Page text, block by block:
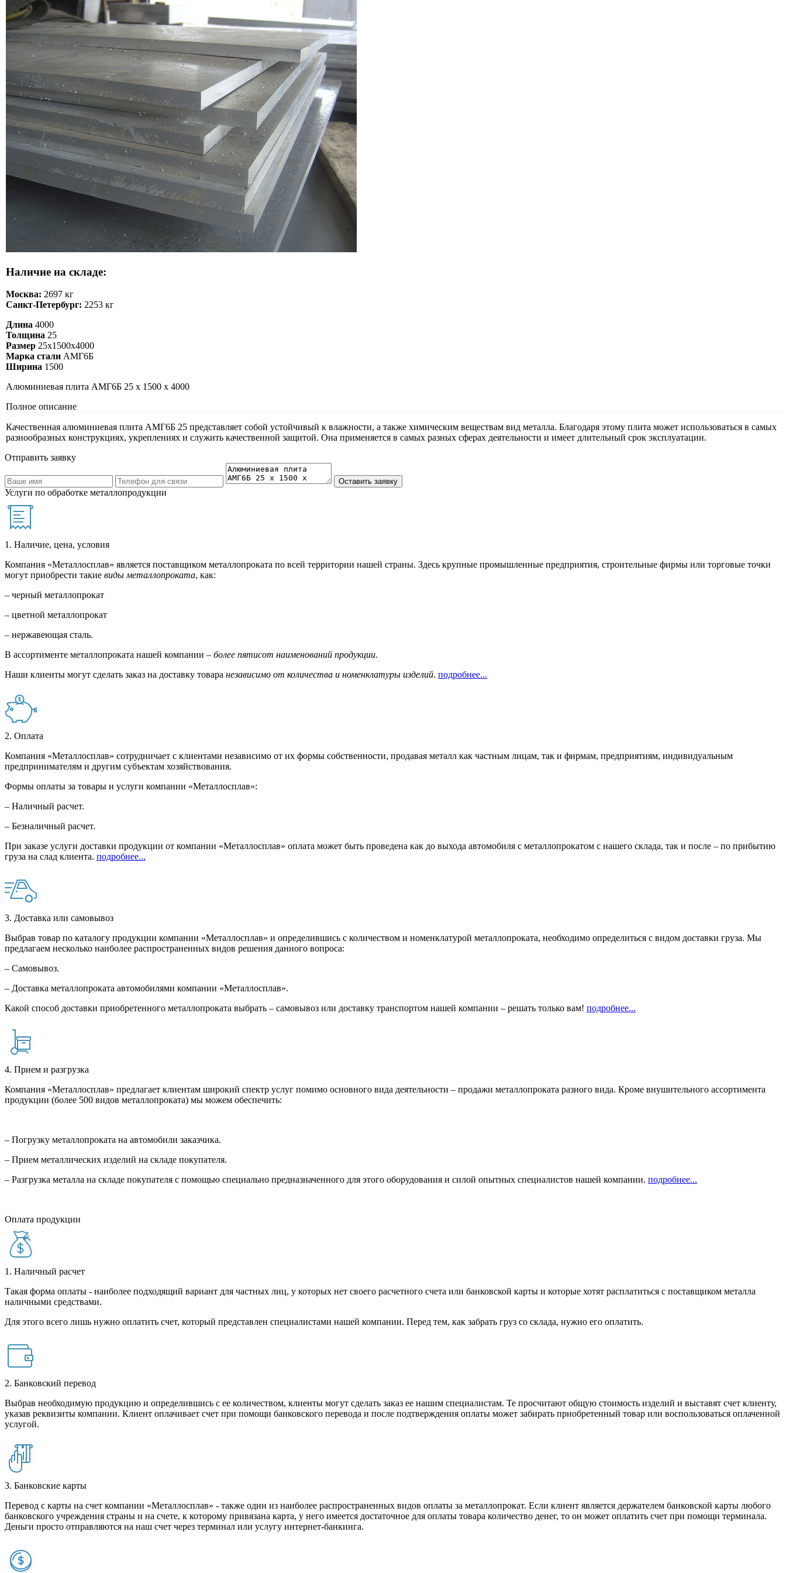
Наличие на складе:
Москва: 2697 кг
Санкт-Петербург: 2253 кг
Длина 4000
Толщина 25
Размер 25х1500х4000
Марка стали АМГ6Б
Ширина 1500
Алюминиевая плита АМГ6Б 25 х 1500 х 4000
Полное описание
Качественная алюминиевая плита АМГ6Б 25 представляет собой устойчивый к влажности, а также химическим веществам вид металла. Благодаря этому плита может использоваться в самых
разнообразных конструкциях, укреплениях и служить качественной защитой. Она применяется в самых разных сферах деятельности и имеет длительный срок эксплуатации.
Отправить заявку
Услуги по обработке металлопродукции
1. Наличие, цена, условия
Компания «Металлосплав» является поставщиком металлопроката по всей территории нашей страны. Здесь крупные промышленные предприятия, строительные фирмы или торговые точки
могут приобрести такие виды металлопроката, как:
– черный металлопрокат
– цветной металлопрокат
– нержавеющая сталь.
В ассортименте металлопроката нашей компании – более пятисот наименований продукции.
Наши клиенты могут сделать заказ на доставку товара независимо от количества и номенклатуры изделий. подробнее...
2. Оплата
Компания «Металлосплав» сотрудничает с клиентами независимо от их формы собственности, продавая металл как частным лицам, так и фирмам, предприятиям, индивидуальным
предпринимателям и другим субъектам хозяйствования.
Формы оплаты за товары и услуги компании «Металлосплав»:
– Наличный расчет.
– Безналичный расчет.
При заказе услуги доставки продукции от компании «Металлосплав» оплата может быть проведена как до выхода автомобиля с металлопрокатом с нашего склада, так и после – по прибытию
груза на слад клиента. подробнее...
3. Доставка или самовывоз
Выбрав товар по каталогу продукции компании «Металлосплав» и определившись с количеством и номенклатурой металлопроката, необходимо определиться с видом доставки груза. Мы
предлагаем несколько наиболее распространенных видов решения данного вопроса:
– Самовывоз.
– Доставка металлопроката автомобилями компании «Металлосплав».
Какой способ доставки приобретенного металлопроката выбрать – самовывоз или доставку транспортом нашей компании – решать только вам! подробнее...
4. Прием и разгрузка
Компания «Металлосплав» предлагает клиентам широкий спектр услуг помимо основного вида деятельности – продажи металлопроката разного вида. Кроме внушительного ассортимента
продукции (более 500 видов металлопроката) мы можем обеспечить:
– Погрузку металлопроката на автомобили заказчика.
– Прием металлических изделий на складе покупателя.
– Разгрузка металла на складе покупателя с помощью специально предназначенного для этого оборудования и силой опытных специалистов нашей компании. подробнее...
Оплата продукции
1. Наличный расчет
Такая форма оплаты - наиболее подходящий вариант для частных лиц, у которых нет своего расчетного счета или банковской карты и которые хотят расплатиться с поставщиком металла
наличными средствами.
Для этого всего лишь нужно оплатить счет, который представлен специалистами нашей компании. Перед тем, как забрать груз со склада, нужно его оплатить.
2. Банковский перевод
Выбрав необходимую продукцию и определившись с ее количеством, клиенты могут сделать заказ ее нашим специалистам. Те просчитают общую стоимость изделий и выставят счет клиенту,
указав реквизиты компании. Клиент оплачивает счет при помощи банковского перевода и после подтверждения оплаты может забирать приобретенный товар или воспользоваться оплаченной
услугой.
3. Банковские карты
Перевод с карты на счет компании «Металлосплав» - также один из наиболее распространенных видов оплаты за металлопрокат. Если клиент является держателем банковской карты любого
банковского учреждения страны и на счете, к которому привязана карта, у него имеется достаточное для оплаты товара количество денег, то он может оплатить счет при помощи терминала.
Деньги просто отправляются на наш счет через терминал или услугу интернет-банкинга.